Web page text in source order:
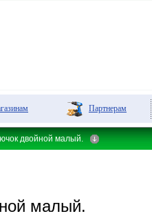
Партнерам
двойной малый.
малый.